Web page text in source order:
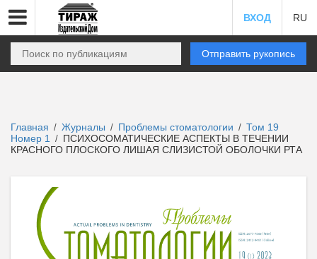
ВХОД RU
Отправить рукопись
Главная / Журналы / Проблемы стоматологии / Том 19
Номер 1
/ ПСИХОСОМАТИЧЕСКИЕ АСПЕКТЫ В ТЕЧЕНИИ
КРАСНОГО ПЛОСКОГО ЛИШАЯ СЛИЗИСТОЙ ОБОЛОЧКИ РТА